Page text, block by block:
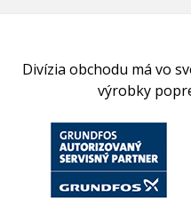
Divízia obchodu má vo
výrobky